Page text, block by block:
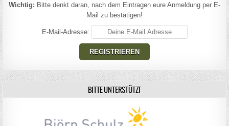
Wichtig: Bitte denkt daran, nach dem Eintragen eure Anmeldung per E-
Mail zu bestätigen!
E-Mail-Adresse:
BITTE UNTERSTÜTZT